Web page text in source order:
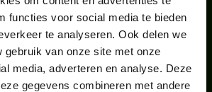
functies voor social media te bieden
te analyseren. Ook delen we
gebruik van onze site met onze
media, adverteren en analyse. Deze
gegevens combineren met andere
VAN DE MAAND JUNI: DE
2026